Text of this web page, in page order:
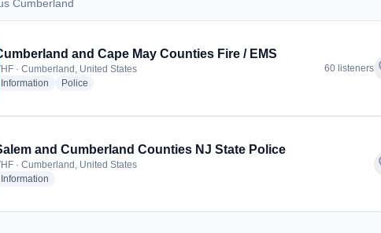
Cumberland
Cumberland
and Cape May Counties Fire / EMS
· Cumberland, United States
Information radio stations
Police
60 listeners
and Cumberland Counties NJ State Police
· Cumberland, United States
Information